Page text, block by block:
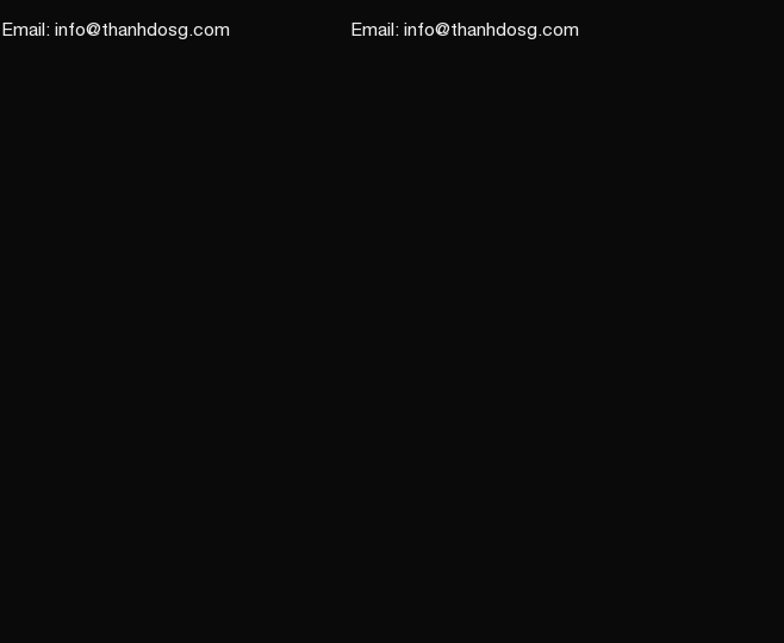
Email: info@thanhdosg.com
Email: info@thanhdosg.com